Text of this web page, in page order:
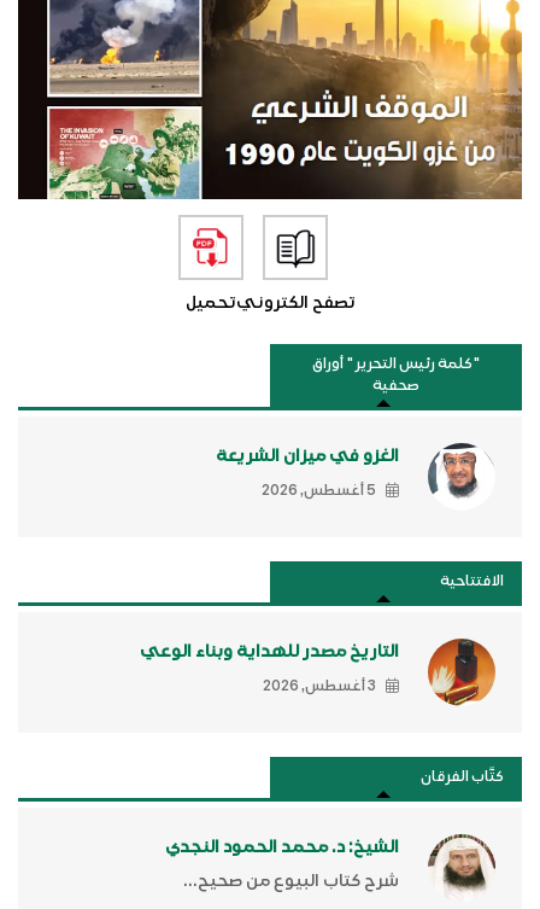
تصفح الكترونيتحميل
"كلمة رئيس التحرير " أوراق
صحفية
الغزو في ميزان الشريعة
5 أغسطس, 2026
الافتتاحية
التاريخ مصدر للهداية وبناء الوعي
3 أغسطس, 2026
كتَّاب الفرقان
الشيخ: د. محمد الحمود النجدي
شرح كتاب البيوع من صحيح...